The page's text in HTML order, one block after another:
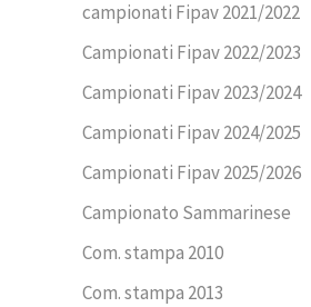
campionati Fipav 2021/2022
Campionati Fipav 2022/2023
Campionati Fipav 2023/2024
Campionati Fipav 2024/2025
Campionati Fipav 2025/2026
Campionato Sammarinese
Com. stampa 2010
Com. stampa 2013